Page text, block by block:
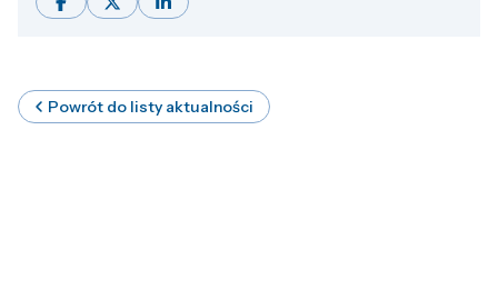
Powrót do listy aktualności